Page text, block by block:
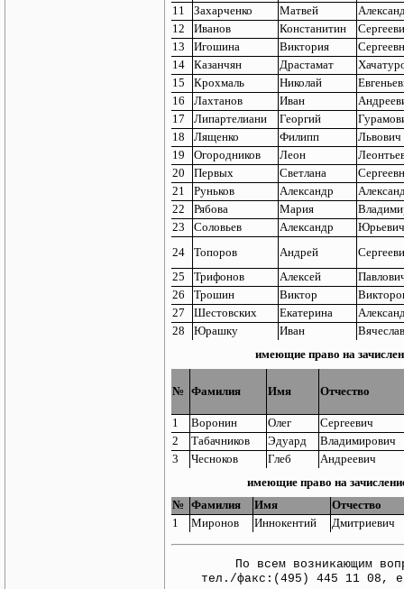
11
Захарченко Матвей
12
Иванов Констанитин
13
Игошина Виктория
14
Казанчян Драстамат
15
Крохмаль Николай
16
Лахтанов Иван
17
Липартелиани Георгий
18
Лященко Филипп
Львович
19
Огородников Леон
20
Первых Светлана
21
Руньков Александр
22
Рябова Мария
23
Соловьев Александр
Юрьевич
24
Топоров Андрей
25
Трифонов Алексей
26
Трошин Виктор
27
Шестовских Екатерина
28
Юрашку Иван
имеющие право на
№ Фамилия Имя Отчество
1 Воронин Олег
Сергеевич
2
Табачников Эдуард
Владимирович
3
Чесноков Глеб
Андреевич
имеющие право на
№ Фамилия Имя
Отчество
1
Миронов Иннокентий Дмитриевич
По всем возникающим
тел./факс:(495) 445 11 08,